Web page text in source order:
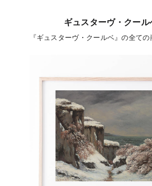
ギュスターヴ・クール
『ギュスターヴ・クールベ』の全ての